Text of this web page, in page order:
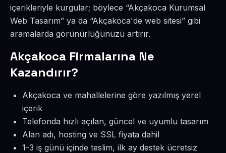
içerikleriyle kurgular; böylece “Akçakoca Kurumsal
Web Tasarım” ya da “Akçakoca'de web sitesi” gibi
aramalarda görünürlüğünüzü artırır.
Akçakoca Firmalarına Ne
Kazandırır?
Akçakoca ve mahallelerine göre yazılmış yerel
içerik
Telefonda hızlı açılan, güncel ve uyumlu tasarım
Alan adı, hosting ve SSL fiyata dahil
1-3 iş günü içinde teslim, ilk ay destek ücretsiz